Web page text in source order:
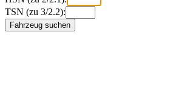
TSN (zu 3/2.2):
Fahrzeug suchen